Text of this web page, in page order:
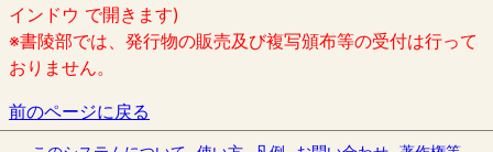
インドウ で開きます)
※書陵部では、発行物の販売及び複写頒布等の受付は行って
おりません。
前のページに戻る